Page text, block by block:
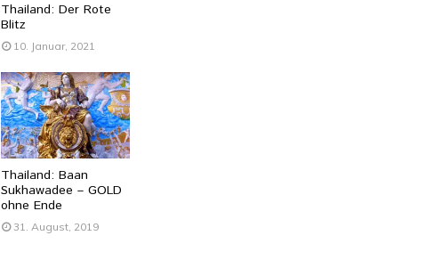
Thailand: Der Rote
Blitz
10. Januar, 2021
Thailand: Baan
Sukhawadee – GOLD
ohne Ende
31. August, 2019